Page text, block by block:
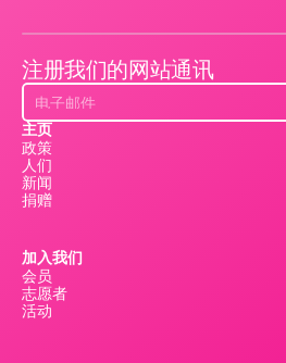
注册我们的网站通讯
主页
政策
人们
新闻
捐赠
加入我们
会员
志愿者
活动